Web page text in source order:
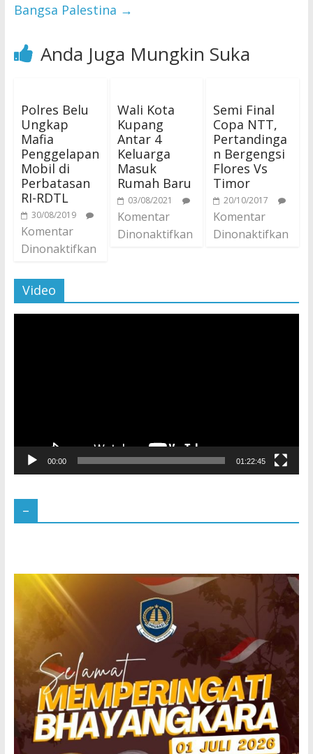
Bangsa Palestina →
Anda Juga Mungkin Suka
Polres Belu
Ungkap
Mafia
Penggelapan
Mobil di
Perbatasan
RI-RDTL
30/08/2019
Komentar
Dinonaktifkan
Wali Kota
Kupang
Antar 4
Keluarga
Masuk
Rumah Baru
03/08/2021
Komentar
Dinonaktifkan
Semi Final
Copa NTT,
Pertandinga
n Bergengsi
Flores Vs
Timor
20/10/2017
Komentar
Dinonaktifkan
Video
00:00 01:22:45
–